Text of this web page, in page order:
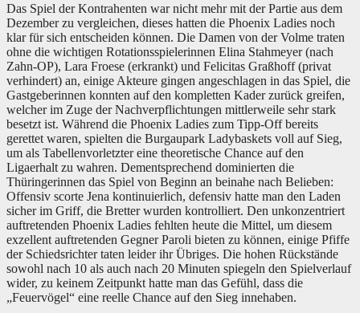
Das Spiel der Kontrahenten war nicht mehr mit der Partie aus dem
Dezember zu vergleichen, dieses hatten die Phoenix Ladies noch
klar für sich entscheiden können. Die Damen von der Volme traten
ohne die wichtigen Rotationsspielerinnen Elina Stahmeyer (nach
Zahn-OP), Lara Froese (erkrankt) und Felicitas Graßhoff (privat
verhindert) an, einige Akteure gingen angeschlagen in das Spiel, die
Gastgeberinnen konnten auf den kompletten Kader zurück greifen,
welcher im Zuge der Nachverpflichtungen mittlerweile sehr stark
besetzt ist. Während die Phoenix Ladies zum Tipp-Off bereits
gerettet waren, spielten die Burgaupark Ladybaskets voll auf Sieg,
um als Tabellenvorletzter eine theoretische Chance auf den
Ligaerhalt zu wahren. Dementsprechend dominierten die
Thüringerinnen das Spiel von Beginn an beinahe nach Belieben:
Offensiv scorte Jena kontinuierlich, defensiv hatte man den Laden
sicher im Griff, die Bretter wurden kontrolliert. Den unkonzentriert
auftretenden Phoenix Ladies fehlten heute die Mittel, um diesem
exzellent auftretenden Gegner Paroli bieten zu können, einige Pfiffe
der Schiedsrichter taten leider ihr Übriges. Die hohen Rückstände
sowohl nach 10 als auch nach 20 Minuten spiegeln den Spielverlauf
wider, zu keinem Zeitpunkt hatte man das Gefühl, dass die
„Feuervögel“ eine reelle Chance auf den Sieg innehaben.